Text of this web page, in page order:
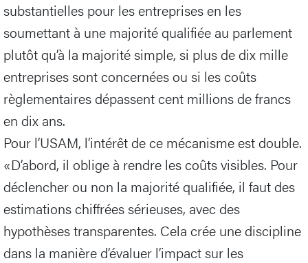
substantielles pour les entreprises en les
soumettant à une majorité qualifiée au parlement
plutôt qu’à la majorité simple, si plus de dix mille
entreprises sont concernées ou si les coûts
règlementaires dépassent cent millions de francs
en dix ans.
Pour l’USAM, l’intérêt de ce mécanisme est double.
«D’abord, il oblige à rendre les coûts visibles. Pour
déclencher ou non la majorité qualifiée, il faut des
estimations chiffrées sérieuses, avec des
hypothèses transparentes. Cela crée une discipline
dans la manière d’évaluer l’impact sur les